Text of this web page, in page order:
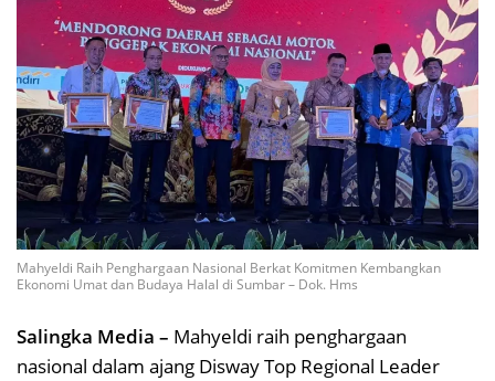
Mahyeldi Raih Penghargaan Nasional Berkat Komitmen Kembangkan
Ekonomi Umat dan Budaya Halal di Sumbar – Dok. Hms
Salingka Media – Mahyeldi raih penghargaan
nasional dalam ajang Disway Top Regional Leader